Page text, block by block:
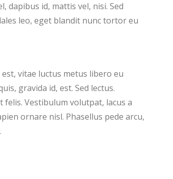
dapibus id, mattis vel, nisi. Sed
leo, eget blandit nunc tortor eu
vitae luctus metus libero eu
gravida id, est. Sed lectus.
Vestibulum volutpat, lacus a
ornare nisl. Phasellus pede arcu,